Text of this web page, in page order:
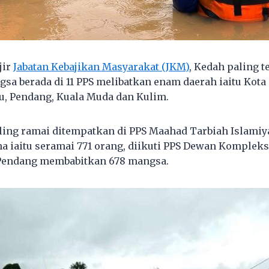
Jabatan Kebajikan Masyarakat (JKM), Kedah paling
berada di 11 PPS melibatkan enam daerah iaitu
Pendang, Kuala Muda dan Kulim.
ramai ditempatkan di PPS Maahad Tarbiah
iaitu seramai 771 orang, diikuti PPS Dewan
membabitkan 678 mangsa.